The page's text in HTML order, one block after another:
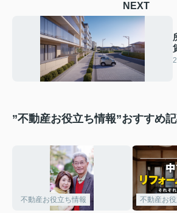
NEXT
”不動産お役立ち情報”おすすめ
不動産お役立ち情報 不動産お